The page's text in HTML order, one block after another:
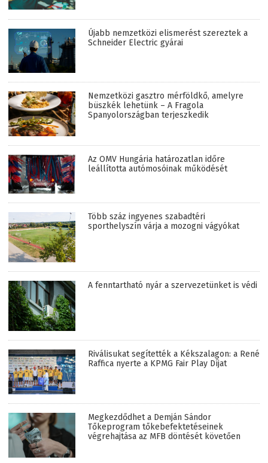
Újabb nemzetközi elismerést szereztek a
Schneider Electric gyárai
Nemzetközi gasztro mérföldkő, amelyre
büszkék lehetünk – A Fragola
Spanyolországban terjeszkedik
Az OMV Hungária határozatlan időre
leállította autómosóinak működését
Több száz ingyenes szabadtéri
sporthelyszín várja a mozogni vágyókat
A fenntartható nyár a szervezetünket is védi
Riválisukat segítették a Kékszalagon: a René
Raffica nyerte a KPMG Fair Play Díjat
Megkezdődhet a Demján Sándor
Tőkeprogram tőkebefektetéseinek
végrehajtása az MFB döntését követően